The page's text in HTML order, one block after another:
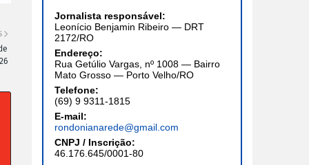
Jornalista responsável:
Leonício Benjamin Ribeiro — DRT
2172/RO
Endereço:
Rua Getúlio Vargas, nº 1008 — Bairro
Mato Grosso — Porto Velho/RO
Telefone:
(69) 9 9311-1815
E-mail:
rondonianarede@gmail.com
CNPJ / Inscrição:
46.176.645/0001-80